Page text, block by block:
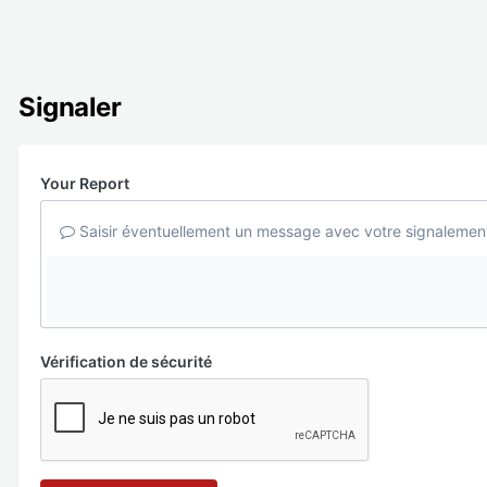
Signaler
Your Report
Saisir éventuellement un message avec votre
Vérification de sécurité